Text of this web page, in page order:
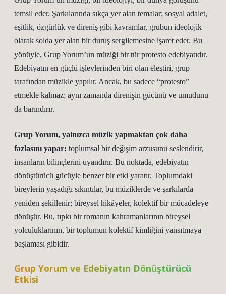
temsil eder. Şarkılarında sıkça yer alan temalar; sosyal adalet,
eşitlik, özgürlük ve direniş gibi kavramlar, grubun ideolojik
olarak solda yer alan bir duruş sergilemesine işaret eder. Bu
yönüyle, Grup Yorum’un müziği bir tür protesto edebiyatıdır.
Edebiyatın en güçlü işlevlerinden biri olan eleştiri, grup
tarafından müzikle yapılır. Ancak, bu sadece “protesto”
etmekle kalmaz; aynı zamanda direnişin gücünü ve umudunu
da barındırır.
Grup Yorum, yalnızca müzik yapmaktan çok daha
fazlasını yapar: toplumsal bir değişim arzusunu seslendirir,
insanların bilinçlerini uyandırır. Bu noktada, edebiyatın
dönüştürücü gücüyle benzer bir etki yaratır. Toplumdaki
bireylerin yaşadığı sıkıntılar, bu müziklerde ve şarkılarda
yeniden şekillenir; bireysel hikâyeler, kolektif bir mücadeleye
dönüşür. Bu, tıpkı bir romanın kahramanlarının bireysel
yolculuklarının, bir toplumun kolektif kimliğini yansıtmaya
başlaması gibidir.
Grup Yorum ve Edebiyatın Dönüştürücü
Etkisi